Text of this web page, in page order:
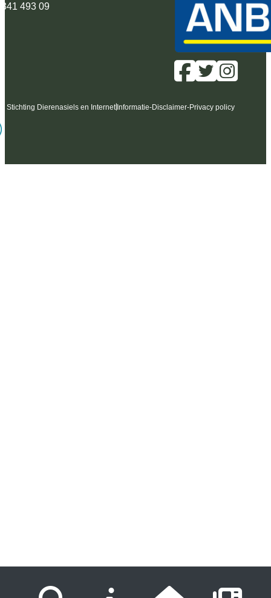
493 09
Stichting Dierenasiels en Internet Informatie-Disclaimer-Privacy policy